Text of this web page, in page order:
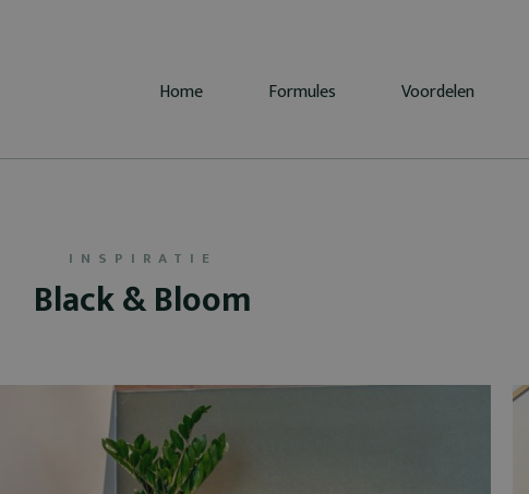
Home Formules Voordelen
INSPIRATIE
Black & Bloom